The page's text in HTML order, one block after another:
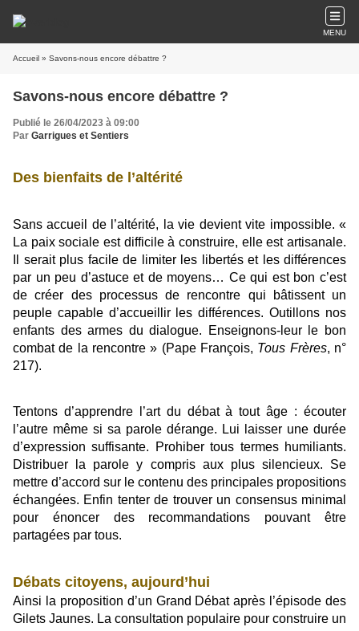
MENU
Accueil » Savons-nous encore débattre ?
Savons-nous encore débattre ?
Publié le 26/04/2023 à 09:00
Par Garrigues et Sentiers
Des bienfaits de l’altérité
Sans accueil de l’altérité, la vie devient vite impossible. «
La paix sociale est difficile à construire, elle est artisanale.
Il serait plus facile de limiter les libertés et les différences
par un peu d’astuce et de moyens… Ce qui est bon c’est
de créer des processus de rencontre qui bâtissent un
peuple capable d’accueillir les différences. Outillons nos
enfants des armes du dialogue. Enseignons-leur le bon
combat de la rencontre » (Pape François, Tous Frères, n°
217).
Tentons d’apprendre l’art du débat à tout âge : écouter
l’autre même si sa parole dérange. Lui laisser une durée
d’expression suffisante. Prohiber tous termes humiliants.
Distribuer la parole y compris aux plus silencieux. Se
mettre d’accord sur le contenu des principales propositions
échangées. Enfin tenter de trouver un consensus minimal
pour énoncer des recommandations pouvant être
partagées par tous.
Débats citoyens, aujourd’hui
Ainsi la proposition d’un Grand Débat après l’épisode des
Gilets Jaunes. La consultation populaire pour construire un